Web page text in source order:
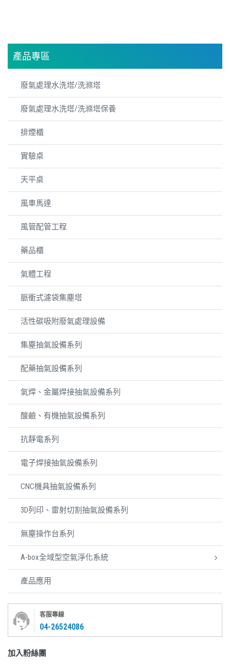
產品專區
廢氣處理水洗塔/洗滌塔
廢氣處理水洗塔/洗滌塔保養
排煙櫃
實驗桌
天平桌
風車馬達
風管配管工程
藥品櫃
氣體工程
脈衝式濾袋集塵塔
活性碳吸附廢氣處理設備
集塵抽氣設備系列
配藥抽氣設備系列
氣焊、金屬焊接抽氣設備系列
酸鹼、有機抽氣設備系列
抗靜電系列
電子焊接抽氣設備系列
CNC機具抽氣設備系列
3D列印、雷射切割抽氣設備系列
無塵操作台系列
A-box全域型空氣淨化系統
產品應用
客服專線
04-26524086
加入粉絲團